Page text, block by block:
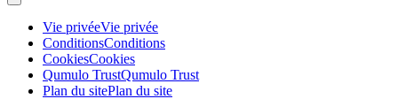
Vie privéeVie privée
ConditionsConditions
CookiesCookies
Qumulo TrustQumulo Trust
Plan du sitePlan du site